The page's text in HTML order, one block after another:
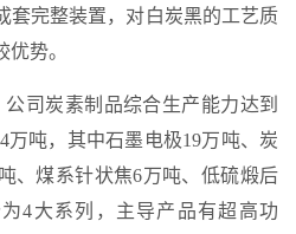
套完整装置，对白炭黑的工艺质
势。
公司炭素制品综合生产能力达到
万吨，其中石墨电极19万吨、炭
、煤系针状焦6万吨、低硫煅后
4大系列，主导产品有超高功